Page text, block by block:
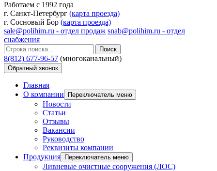
Работаем с 1992 года
г. Санкт-Петербург (карта проезда)
г. Сосновый Бор (карта проезда)
sale@polihim.ru - отдел продаж snab@polihim.ru - отдел
снабжения
Поиск
8(812) 677-96-57 (многоканальный)
Обратный звонок
Главная
О компании
Переключатель меню
Новости
Статьи
Отзывы
Вакансии
Руководство
Реквизиты компании
Продукция
Переключатель меню
Ливневые очистные сооружения (ЛОС)